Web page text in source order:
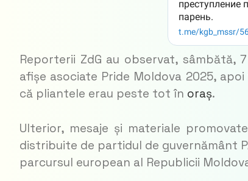
Reporterii ZdG au observat, sâmbătă,
afișe asociate Pride Moldova 2025,
că pliantele erau peste tot în oraș.
Ulterior, mesaje și materiale
distribuite de partidul de guvernământ
parcursul european al Republicii